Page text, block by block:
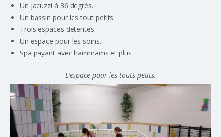
Un jacuzzi à 36 degrés.
Un bassin pour les tout petits.
Trois espaces détentes.
Un espace pour les soins.
Spa payant avec hammams et plus.
L’espace pour les touts petits.